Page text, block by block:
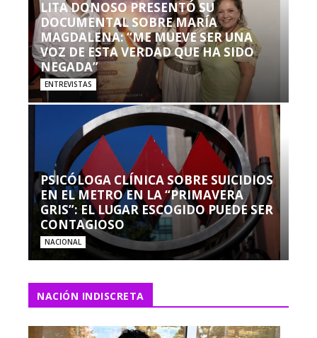
LITA DONOSO PRESENTÓ SU
DOCUMENTAL SOBRE MARÍA
MAGDALENA: “ME MUEVE SER UNA
VOZ DE ESTA VERDAD QUE HA SIDO
NEGADA”
ENTREVISTAS
PSICÓLOGA CLÍNICA SOBRE SUICIDIOS
EN EL METRO EN LA “PRIMAVERA
GRIS”: EL LUGAR ESCOGIDO PUEDE SER
CONTAGIOSO
NACIONAL
NACIÓN INDISCRETA